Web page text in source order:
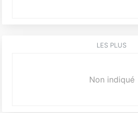
LES PLUS
Non indiqué